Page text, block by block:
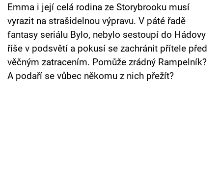
Sledujte nás
Emma i její celá rodina ze Storybrooku musí
vyrazit na strašidelnou výpravu. V páté řadě
fantasy seriálu Bylo, nebylo sestoupí do Hádovy
říše v podsvětí a pokusí se zachránit přítele před
věčným zatracením. Pomůže zrádný Rampelník?
A podaří se vůbec někomu z nich přežít?